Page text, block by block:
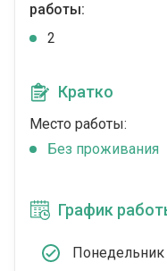
работы:
2
Кратко
Место работы:
Без проживания
График
Понедельник